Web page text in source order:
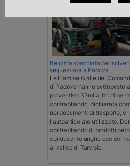
Benzina spacciata per
sequestrata a Padova
Le Fiamme Gialle del
di Padova hanno sottoposto
preventivo 33mila litri di
contrabbando, dichiarata
nei documenti di trasporto, e
l'autoarticolato utilizzato.
contrabbando di prodotti
conducente ungherese del
al valico di Tarvisio.